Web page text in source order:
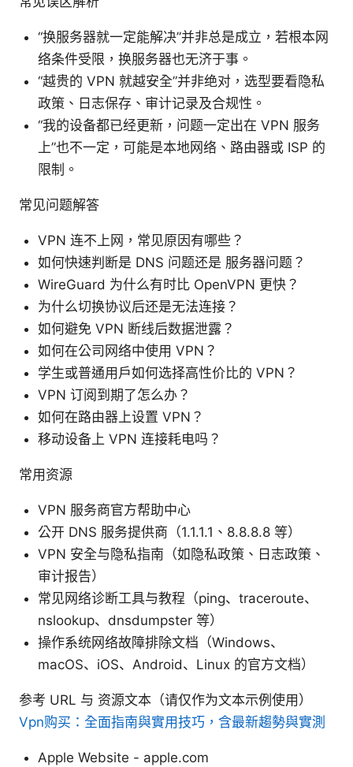
“换服务器就一定能解决”并非总是成立，若根本网
络条件受限，换服务器也无济于事。
“越贵的 VPN 就越安全”并非绝对，选型要看隐私
政策、日志保存、审计记录及合规性。
“我的设备都已经更新，问题一定出在 VPN 服务
上”也不一定，可能是本地网络、路由器或 ISP 的
限制。
常见问题解答
VPN 连不上网，常见原因有哪些？
如何快速判断是 DNS 问题还是 服务器问题？
WireGuard 为什么有时比 OpenVPN 更快？
为什么切换协议后还是无法连接？
如何避免 VPN 断线后数据泄露？
如何在公司网络中使用 VPN？
学生或普通用户如何选择高性价比的 VPN？
VPN 订阅到期了怎么办？
如何在路由器上设置 VPN？
移动设备上 VPN 连接耗电吗？
常用资源
VPN 服务商官方帮助中心
公开 DNS 服务提供商（1.1.1.1、8.8.8.8 等）
VPN 安全与隐私指南（如隐私政策、日志政策、
审计报告）
常见网络诊断工具与教程（ping、traceroute、
nslookup、dnsdumpster 等）
操作系统网络故障排除文档（Windows、
macOS、iOS、Android、Linux 的官方文档）
参考 URL 与 资源文本（请仅作为文本示例使用）
Vpn购买：全面指南與實用技巧，含最新趨勢與實測
Apple Website - apple.com